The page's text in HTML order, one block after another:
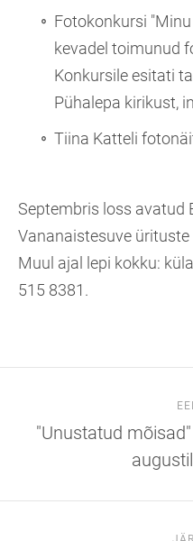
Fotokonkursi
kevadel toimunud
Konkursile esitati
Pühalepa kirikust,
Tiina Katteli
Septembris loss avatud
Vananaistesuve ürituste
Muul ajal lepi kokku:
515 8381.
"Unustatud